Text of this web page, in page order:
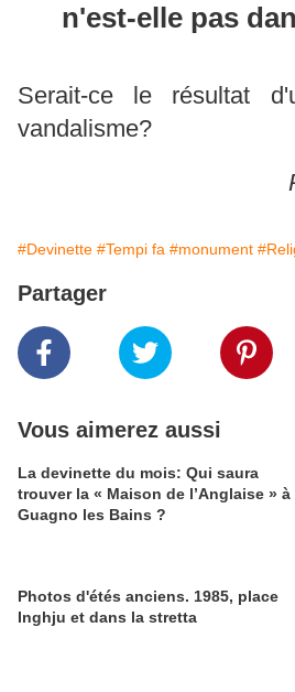
n'est-elle pas
Serait-ce le résultat
vandalisme?
#Devinette #Tempi fa #monument
Partager
Vous aimerez aussi
La devinette du mois: Qui saura
trouver la « Maison de l’Anglaise » à
Guagno les Bains ?
Photos d'étés anciens. 1985, place
Inghju et dans la stretta